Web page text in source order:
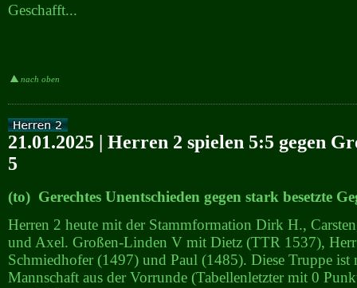
Geschafft...
nach oben
21.01.2025 | Herren 2 spielen 5:5 gegen
5
(to) Gerechtes Unentschieden gegen stark besetzte
Herren 2 heute mit der Stammformation Dirk H.,
und Axel. Großen-Linden V mit Dietz (TTR 1537),
Schmiedhofer (1497) und Paul (1485). Diese Truppe ist
Mannschaft aus der Vorrunde (Tabellenletzter mit 0